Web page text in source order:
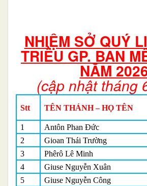
NHIỆM SỞ QUÝ
TRIỀU GP. BAN
NĂM
(cập nhật tháng
Stt TÊN THÁNH – HỌ TÊN
1 Antôn Phan Đức
2
Gioan Thái Trường
3
Phêrô Lê Minh
4
Giuse Nguyễn Xuân
5
Giuse Nguyễn Công